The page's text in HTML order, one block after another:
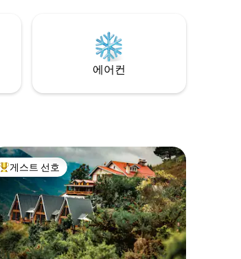
에어컨
상위 게스트 선호
게스트 선호